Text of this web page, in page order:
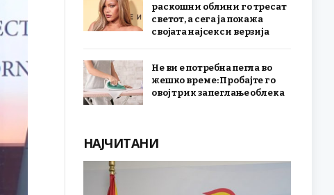
раскошни облини го тресат
светот, а сега ја покажа
својата најсекси верзија
Не ви е потребна пегла во
жешко време: Пробајте го
овој трик за пеглање облека
НАЈЧИТАНИ